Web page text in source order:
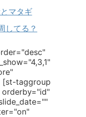
マタギ
してる？
[st-taggroup